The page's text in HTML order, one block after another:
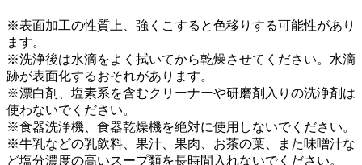
※表面加工の性質上、強くこすると色移りする可能性があり
ます。
※洗浄後は水滴をよく拭いてから乾燥させてください。水滴
跡が表面化するおそれがあります。
※漂白剤、塩素系を含むクリーナーや研磨剤入りの洗浄剤は
使わないでください。
※食器洗浄機、食器乾燥機を絶対に使用しないでください。
※牛乳などの乳飲料、果汁、果肉、お茶の葉、また味噌汁な
ど塩分濃度の高いスープ類を長時間入れないでください。